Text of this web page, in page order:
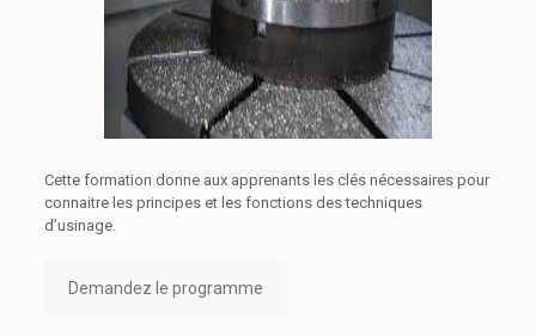
Cette formation donne aux apprenants les clés nécessaires pour
connaitre les principes et les fonctions des techniques
d’usinage.
Demandez le programme